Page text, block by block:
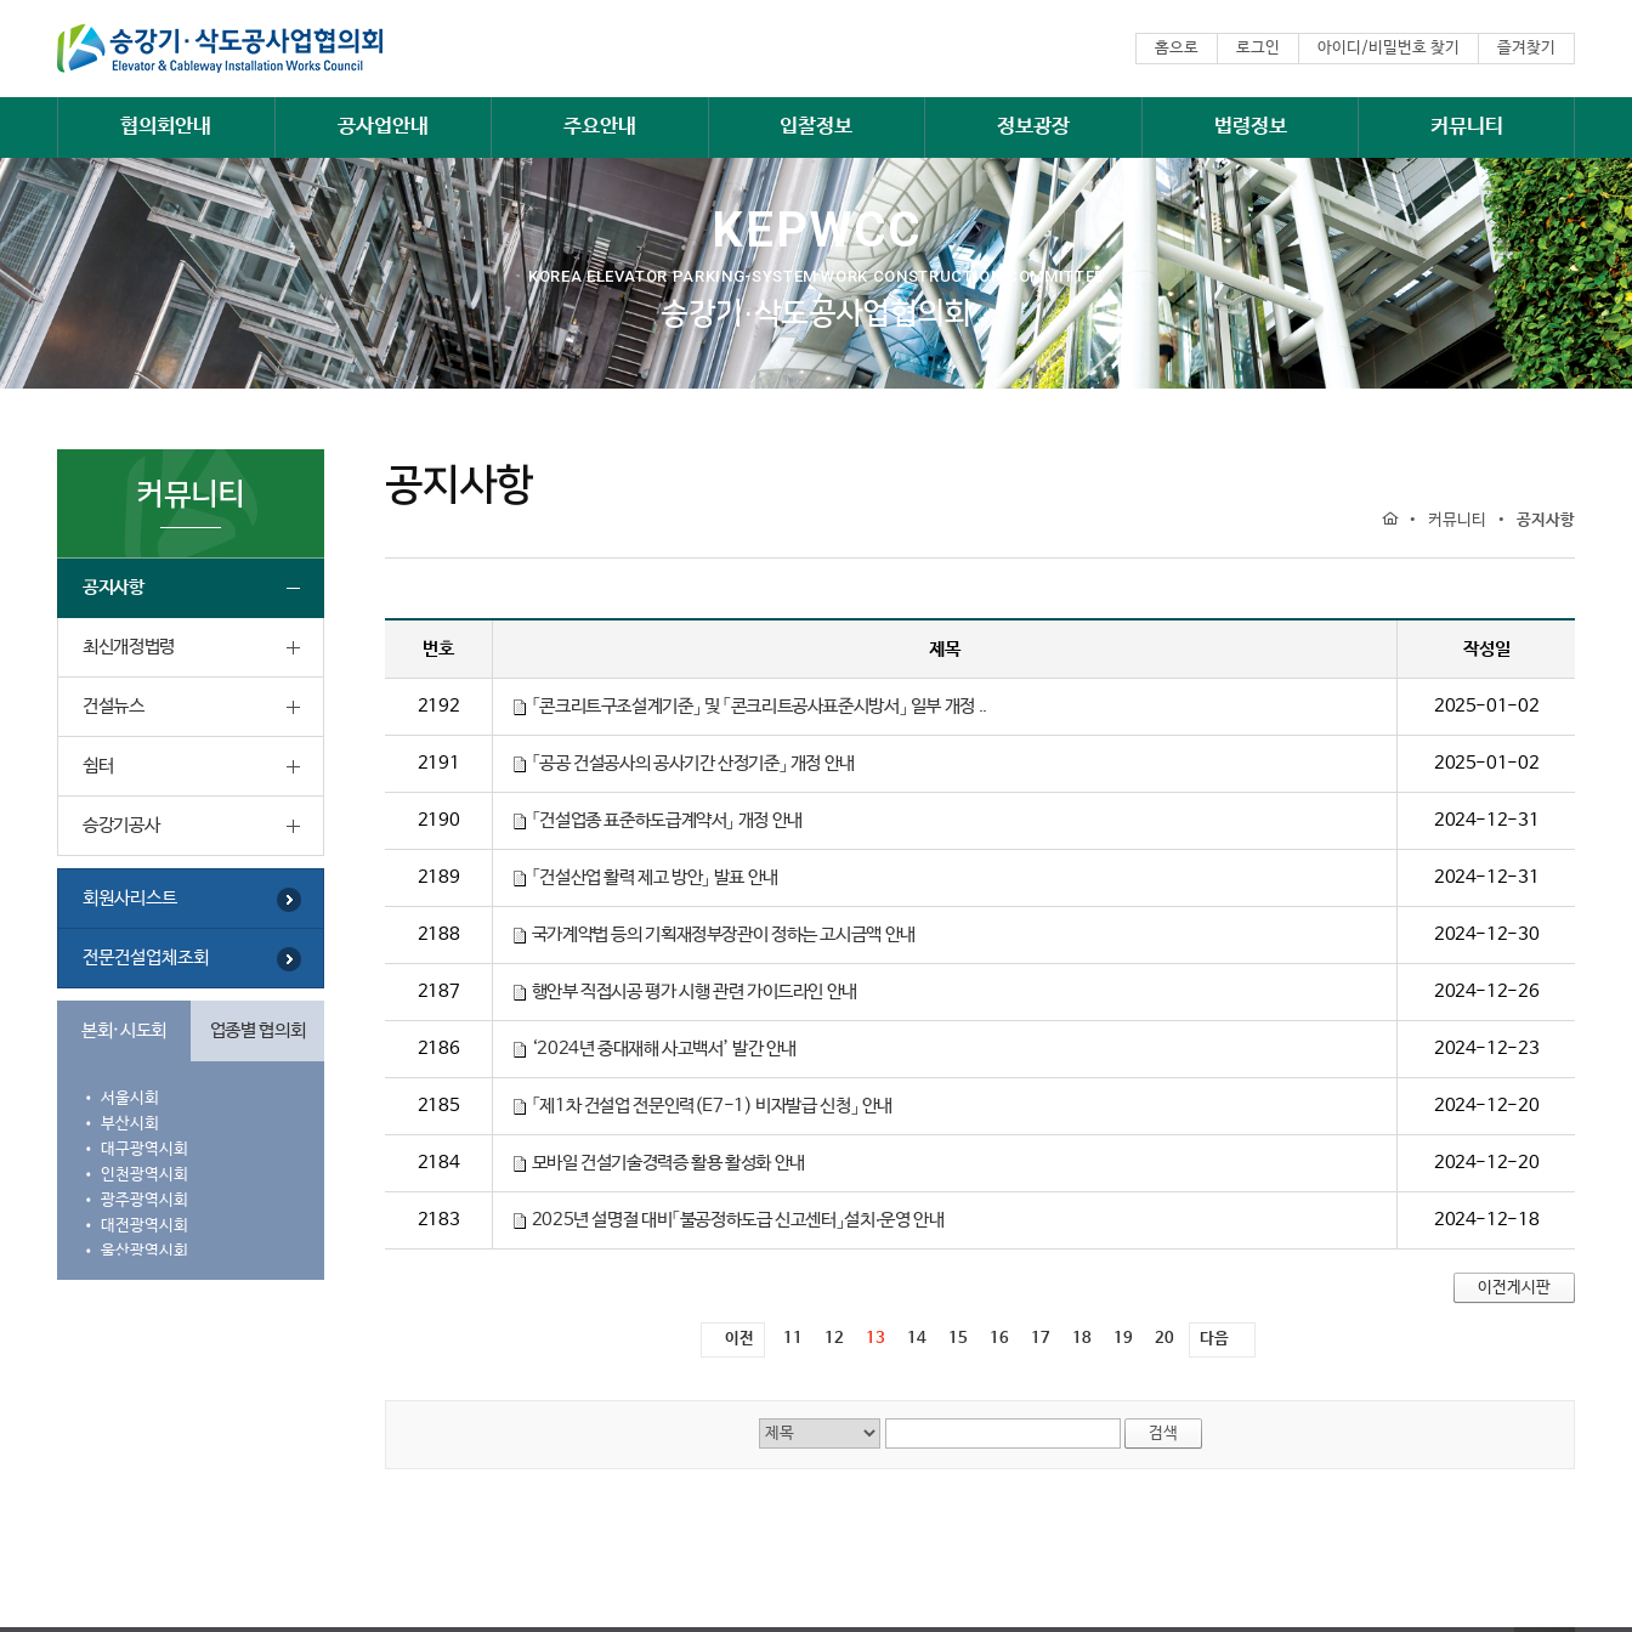
즐겨찾기
아이디/비밀번호 찾기
로그인
홈으로
협의회안내 공사업안내 주요안내 입찰정보 정보광장 법령정보 커뮤니티
KEPWCC
KOREA ELEVATOR PARKING-SYSTEM WORK CONSTRUCTION COMMITTEE
승강기·삭도공사업협의회
커뮤니티
공지사항
최신개정법령
건설뉴스
쉼터
승강기공사
회원사리스트
전문건설업체조회
본회·시도회 업종별 협의회
• 서울시회
• 부산시회
• 대구광역시회
• 인천광역시회
• 광주광역시회
• 대전광역시회
• 울산광역시회
•경기도회
공지사항
• 커뮤니티 • 공지사항
번호 제목 작성일
2192 「콘크리트구조설계기준」 및 「콘크리트공사표준시방서」 일부 개정 .. 2025-01-02
2191 「공공 건설공사의 공사기간 산정기준」 개정 안내 2025-01-02
2190 「건설업종 표준하도급계약서」 개정 안내 2024-12-31
2189 「건설산업 활력 제고 방안」 발표 안내 2024-12-31
2188 국가계약법 등의 기획재정부장관이 정하는 고시금액 안내 2024-12-30
2187 행안부 직접시공 평가 시행 관련 가이드라인 안내 2024-12-26
2186 ‘2024년 중대재해 사고백서’ 발간 안내 2024-12-23
2185 「제1차 건설업 전문인력(E7-1) 비자발급 신청」 안내 2024-12-20
2184 모바일 건설기술경력증 활용 활성화 안내 2024-12-20
2183 2025년 설명절 대비「불공정하도급 신고센터」설치‧운영 안내 2024-12-18
이전 11 12 13 14 15 16 17 18 19 20 다음